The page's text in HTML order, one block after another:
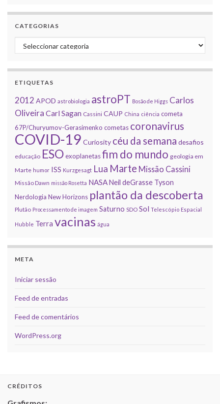
CATEGORIAS
Categorias
ETIQUETAS
2012 APOD astrobiologia astroPT Bosão de Higgs Carlos
Oliveira Carl Sagan Cassini CAUP China ciência cometa
67P/Churyumov-Gerasimenko cometas coronavirus
COVID-19 Curiosity céu da semana desafios
educação ESOexoplanetasfim do mundo geologia em
Marte humor ISS Kurzgesagt Lua Marte Missão Cassini
Missão Dawn missão Rosetta NASANeil deGrasse Tyson
Nerdologia New Horizons plantão da descoberta
Plutão Processamento de imagem Saturno SDO Sol Telescópio Espacial
Hubble Terra vacinas água
META
Iniciar sessão
Feed de entradas
Feed de comentários
WordPress.org
CRÉDITOS